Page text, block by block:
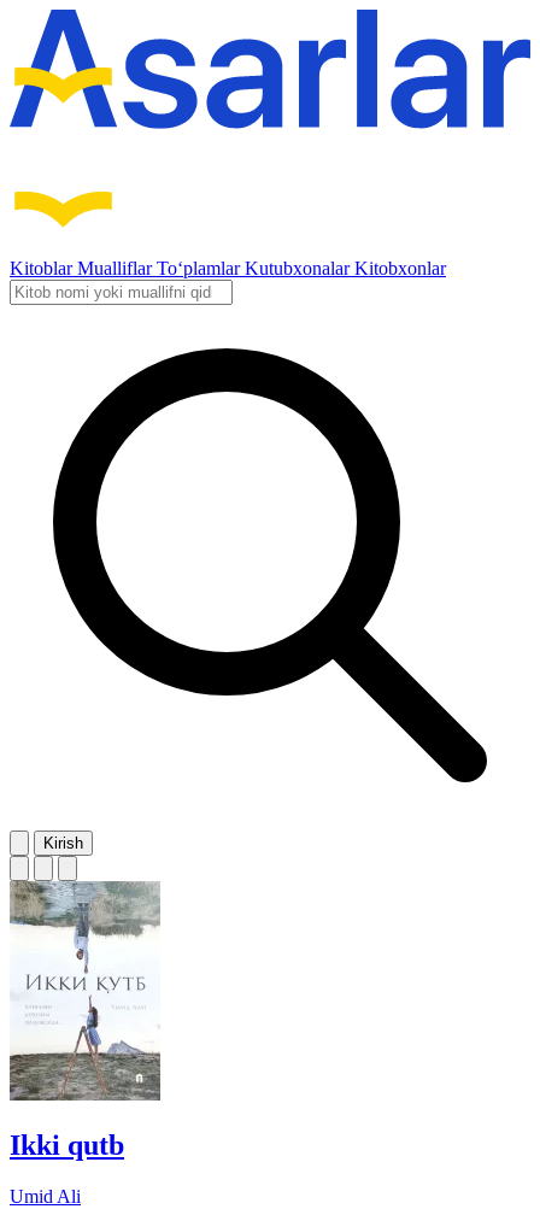
KitoblarMualliflarTo‘plamlarKutubxonalarKitobxonlar
Kirish
Ikki qutb
Umid Ali